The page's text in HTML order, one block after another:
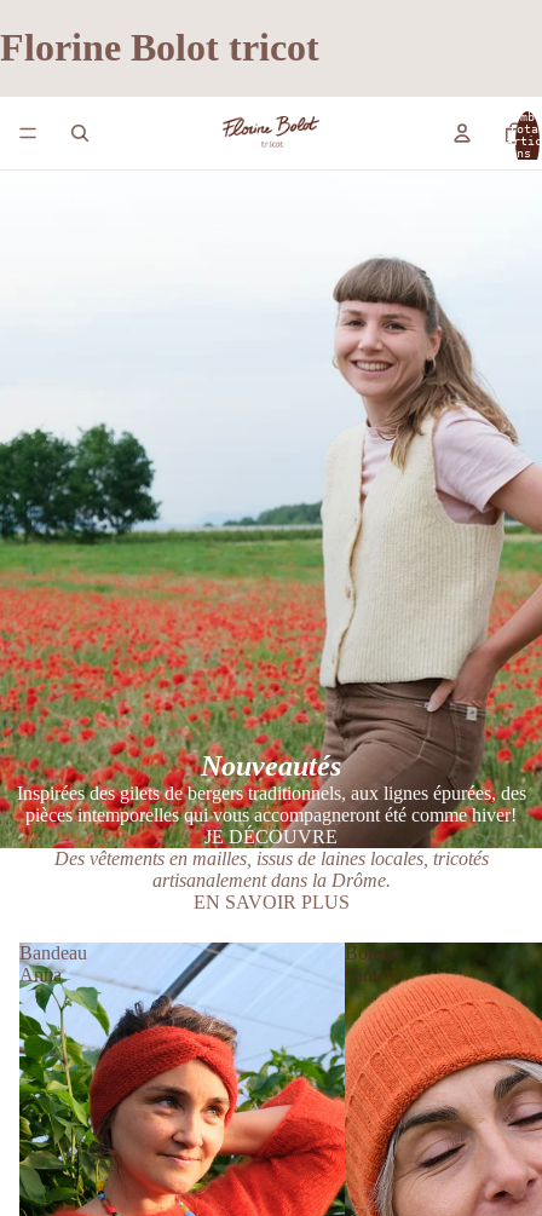
Florine Bolot tricot
dans
Nouveautés
Inspirées des gilets de bergers traditionnels, aux lignes épurées, des
pièces intemporelles qui vous accompagneront été comme hiver!
JE DÉCOUVRE
Des vêtements en mailles, issus de laines locales, tricotés
artisanalement dans la Drôme.
EN SAVOIR PLUS
Bandeau
Anna
Bonnet
Cimes